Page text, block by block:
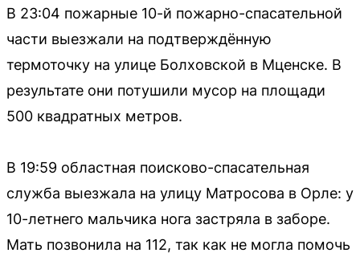
В 23:04 пожарные 10-й пожарно-спасательной
части выезжали на подтверждённую
термоточку на улице Болховской в Мценске. В
результате они потушили мусор на площади
500 квадратных метров.
В 19:59 областная поисково-спасательная
служба выезжала на улицу Матросова в Орле: у
10-летнего мальчика нога застряла в заборе.
Мать позвонила на 112, так как не могла помочь